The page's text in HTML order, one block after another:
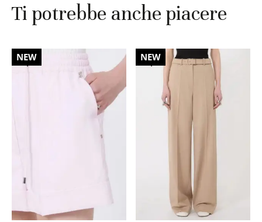
Ti potrebbe anche piacere
30%
NEW 30%
NEW